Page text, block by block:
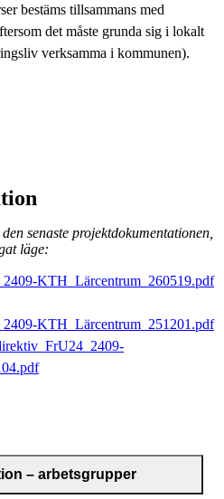
bestäms tillsammans med
det måste grunda sig i lokalt
verksamma i kommunen).
senaste projektdokumentationen,
läge:
KTH_Lärcentrum_260519.pdf
KTH_Lärcentrum_251201.pdf
– arbetsgrupper